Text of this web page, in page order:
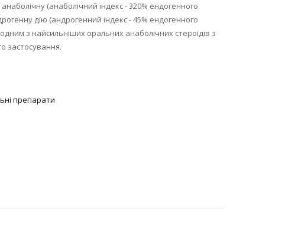
(анаболічний індекс - 320% ендогенного
дію (андрогенний індекс - 45% ендогенного
з найсильніших оральних анаболічних стероїдів з
застосування.
препарати